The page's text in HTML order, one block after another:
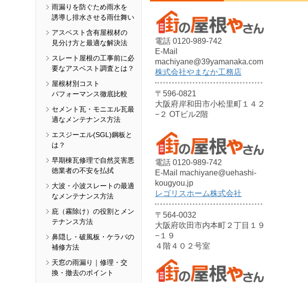
雨漏りを防ぐため雨水を
誘導し排水させる雨仕舞い
アスベスト含有屋根材の
見分け方と最適な解決法
スレート屋根の工事前に必
要なアスベスト調査とは？
屋根材別コスト
パフォーマンス徹底比較
セメント瓦・モニエル瓦最
適なメンテナンス方法
エスジーエル(SGL)鋼板と
は？
早期棟瓦修理で自然災害悪
徳業者の不安を払拭
大波・小波スレートの最適
なメンテナンス方法
庇（霧除け）の役割とメン
テナンス方法
鼻隠し・破風板・ケラバの
補修方法
天窓の雨漏り｜修理・交
換・撤去のポイント
電話 0120-989-742
E-Mail
machiyane@39yamanaka.com
株式会社やまなか工務店
〒596-0821
大阪府岸和田市小松里町１４２
−２ OTビル2階
電話 0120-989-742
E-Mail machiyane@uehashi-
kougyou.jp
レゴリスホーム株式会社
〒564-0032
大阪府吹田市内本町２丁目１９
−１９
４階４０２号室